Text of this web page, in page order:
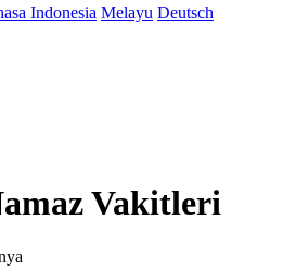
Indonesia Melayu Deutsch
Vakitleri